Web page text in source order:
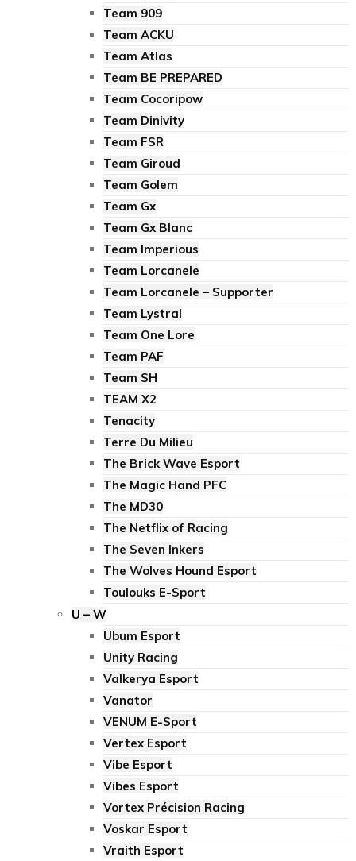
Team 909
Team ACKU
Team Atlas
Team BE PREPARED
Team Cocoripow
Team Dinivity
Team FSR
Team Giroud
Team Golem
Team Gx
Team Gx Blanc
Team Imperious
Team Lorcanele
Team Lorcanele – Supporter
Team Lystral
Team One Lore
Team PAF
Team SH
TEAM X2
Tenacity
Terre Du Milieu
The Brick Wave Esport
The Magic Hand PFC
The MD30
The Netflix of Racing
The Seven Inkers
The Wolves Hound Esport
Toulouks E-Sport
U – W
Ubum Esport
Unity Racing
Valkerya Esport
Vanator
VENUM E-Sport
Vertex Esport
Vibe Esport
Vibes Esport
Vortex Précision Racing
Voskar Esport
Vraith Esport